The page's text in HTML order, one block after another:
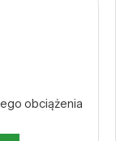
obciążenia